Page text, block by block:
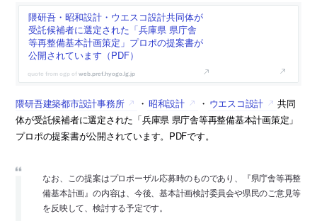
隈研吾・昭和設計・ウエスコ設計共同体が
受託候補者に選定された「兵庫県 県庁舎
等再整備基本計画策定」プロポの提案書が
公開されています（PDF）
web.pref.hyogo.lg.jp
隈研吾建築都市設計事務所 ・ 昭和設計 ・ ウエスコ設計
共同
体が受託候補者に選定された「兵庫県 県庁舎等再整備基本計画策定」
プロポの提案書が公開されています。PDFです。
なお、この提案はプロポーザル応募時のものであり、『県庁舎等再整
備基本計画』の内容は、今後、基本計画検討委員会や県民のご意見等
を反映して、検討する予定です。